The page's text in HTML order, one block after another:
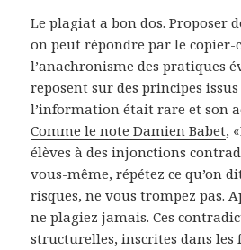
Le plagiat a bon dos. Proposer
on peut répondre par le
l’anachronisme des pratiques
reposent sur des principes
l’information était rare et son
Comme le note Damien Babet,
élèves à des injonctions
vous-même, répétez ce qu’on
risques, ne vous trompez pas.
ne plagiez jamais. Ces
structurelles, inscrites dans les